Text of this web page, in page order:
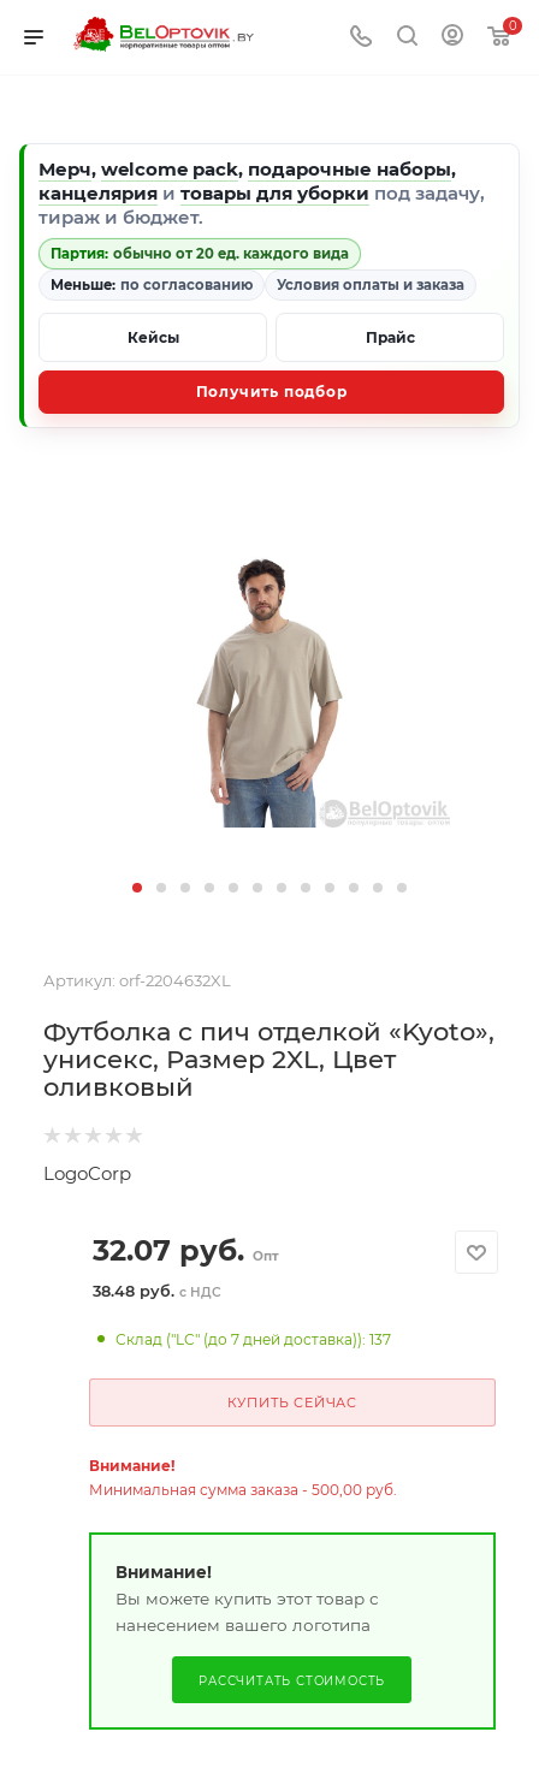
0
Мерч, welcome pack, подарочные наборы,
канцелярия и товары для уборки под задачу,
тираж и бюджет.
Партия: обычно от 20 ед. каждого вида
Меньше: по согласованию Условия оплаты и заказа
Кейсы Прайс
Получить подбор
Артикул: orf-2204632XL
Футболка с пич отделкой «Kyoto»,
унисекс, Размер 2XL, Цвет
оливковый
LogoCorp
32.07 руб. Опт
38.48 руб. с НДС
Склад ("LC" (до 7 дней доставка)): 137
КУПИТЬ СЕЙЧАС
Внимание!
Минимальная сумма заказа - 500,00 руб.
Внимание!
Вы можете купить этот товар с
нанесением вашего логотипа
РАССЧИТАТЬ СТОИМОСТЬ